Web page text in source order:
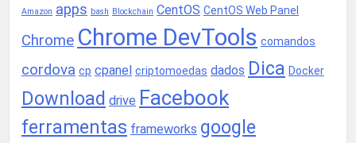
Amazon apps bash Blockchain CentOS CentOS Web Panel
Chrome Chrome DevTools comandos
cordova cp cpanel criptomoedas dados Dica Docker
Download drive Facebook
ferramentas frameworks google